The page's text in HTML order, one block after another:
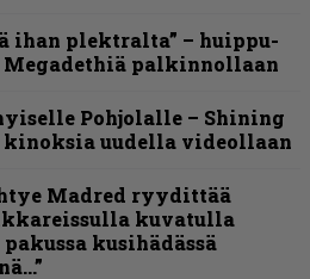
ihan plektralta” – huippu-
palkinnollaan
Pohjolalle – Shining
uudella videollaan
Madred ryydittää
kuvatulla
kusihädässä